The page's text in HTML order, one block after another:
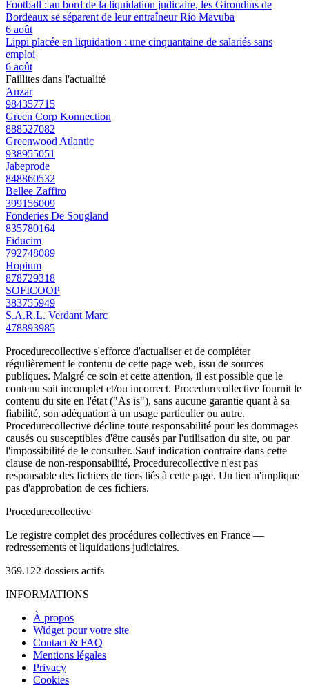
Football : au bord de la liquidation judicaire, les Girondins de
Bordeaux se séparent de leur entraîneur Rio Mavuba
6 août
Lippi placée en liquidation : une cinquantaine de salariés sans
emploi
6 août
Faillites dans l'actualité
Anzar
984357715
Green Corp Konnection
888527082
Greenwood Atlantic
938955051
Jabeprode
848860532
Bellee Zaffiro
399156009
Fonderies De Sougland
835780164
Fiducim
792748089
Hopium
878729318
SOFICOOP
383755949
S.A.R.L. Verdant Marc
478893985
Procedurecollective s'efforce d'actualiser et de compléter
régulièrement le contenu de cette page web, issu de sources
publiques. Malgré ce soin et cette attention, il est possible que le
contenu soit incomplet et/ou incorrect. Procedurecollective fournit le
contenu du site en l'état ("As is"), sans aucune garantie quant à sa
fiabilité, son adéquation à un usage particulier ou autre.
Procedurecollective décline toute responsabilité pour les dommages
causés ou susceptibles d'être causés par l'utilisation du site, ou par
l'impossibilité de le consulter. Sauf indication contraire dans cette
clause de non-responsabilité, Procedurecollective n'est pas
responsable des fichiers de tiers liés à cette page. Un lien n'implique
pas d'approbation de ces fichiers.
Procedurecollective
Le registre complet des procédures collectives en France —
redressements et liquidations judiciaires.
369.122 dossiers actifs
INFORMATIONS
À propos
Widget pour votre site
Contact & FAQ
Mentions légales
Privacy
Cookies